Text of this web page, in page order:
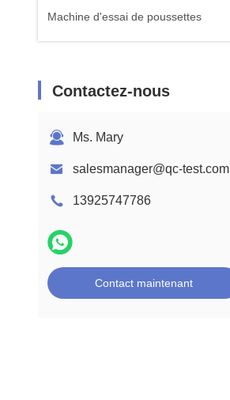
Machine d'essai de poussettes
équipement d'essai de textile
Machine d'analyse chimique
Contactez-nous
Ms. Mary
salesmanager@qc-test.com
13925747786
Contact maintenant